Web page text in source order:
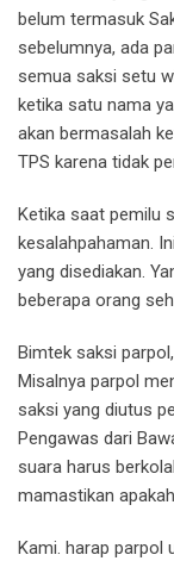
belum termasuk
sebelumnya, ada
semua saksi setu
ketika satu nama
akan bermasalah
TPS karena tidak
Ketika saat pemilu
kesalahpahaman.
yang disediakan.
beberapa orang
Bimtek saksi
Misalnya parpol
saksi yang diutus
Pengawas dari
suara harus
mamastikan
Kami. harap parpol